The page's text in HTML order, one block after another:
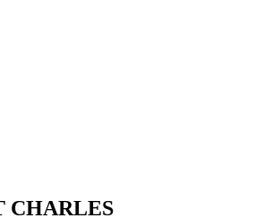
CHARLES